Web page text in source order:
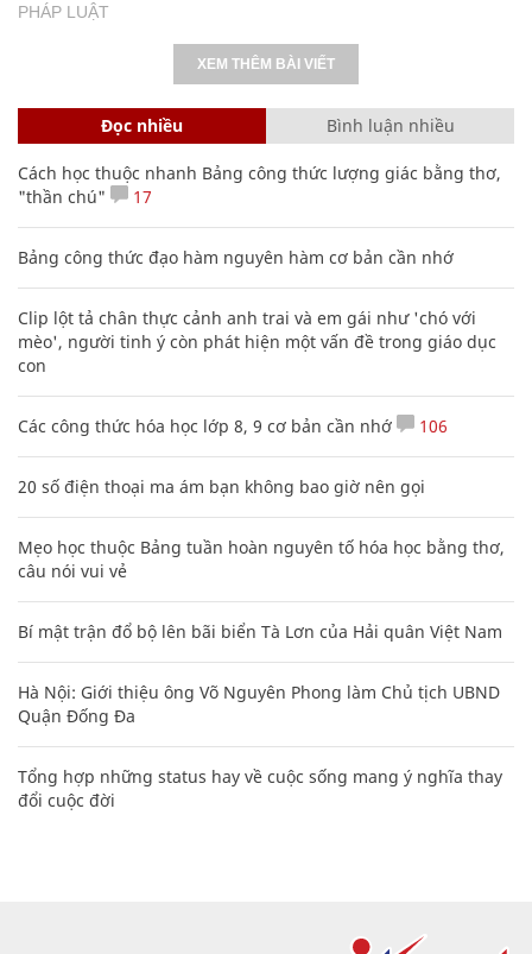
PHÁP LUẬT
XEM THÊM BÀI VIẾT
Đọc nhiều Bình luận nhiều
Cách học thuộc nhanh Bảng công thức lượng giác bằng thơ,
"thần chú"
17
Bảng công thức đạo hàm nguyên hàm cơ bản cần nhớ
Clip lột tả chân thực cảnh anh trai và em gái như 'chó với
mèo', người tinh ý còn phát hiện một vấn đề trong giáo dục
con
Các công thức hóa học lớp 8, 9 cơ bản cần nhớ 106
20 số điện thoại ma ám bạn không bao giờ nên gọi
Mẹo học thuộc Bảng tuần hoàn nguyên tố hóa học bằng thơ,
câu nói vui vẻ
Bí mật trận đổ bộ lên bãi biển Tà Lơn của Hải quân Việt Nam
Hà Nội: Giới thiệu ông Võ Nguyên Phong làm Chủ tịch UBND
Quận Đống Đa
Tổng hợp những status hay về cuộc sống mang ý nghĩa thay
đổi cuộc đời